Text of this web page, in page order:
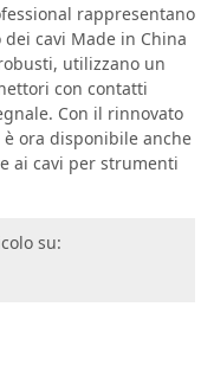
rappresentano
cavi Made in China
utilizzano un
con contatti
Con il rinnovato
ora disponibile anche
ai cavi per strumenti
su: